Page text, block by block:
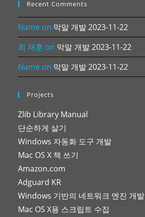
Recent Comments
Name on 막말 개발 2023-11-22
최 재훈 on 막말 개발 2023-11-22
Name on 막말 개발 2023-11-22
Projects
Zlib Library Manual
단순하게 살기
Windows 자동화 도구 개발
Mac OS X 책 쓰기
Amazon.com
Adguard KR
Windows 기반의 네트워크 엔진 개발
Mac OS X용 스크립트 수집